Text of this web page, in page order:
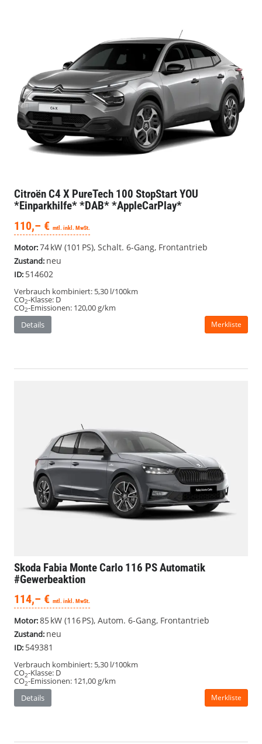
Citroën C4 X PureTech 100 StopStart YOU
*Einparkhilfe* *DAB* *AppleCarPlay*
110,– € mtl. inkl. MwSt.
Motor:74 kW (101 PS), Schalt. 6-Gang, Frontantrieb
Zustand: neu
ID: 514602
Verbrauch kombiniert: 5,30 l/100km
CO2-Klasse: D
CO2-Emissionen: 120,00 g/km
Details
Merkliste
Skoda Fabia Monte Carlo 116 PS Automatik
#Gewerbeaktion
114,– € mtl. inkl. MwSt.
Motor:85 kW (116 PS), Autom. 6-Gang, Frontantrieb
Zustand: neu
ID: 549381
Verbrauch kombiniert: 5,30 l/100km
CO2-Klasse: D
CO2-Emissionen: 121,00 g/km
Details
Merkliste